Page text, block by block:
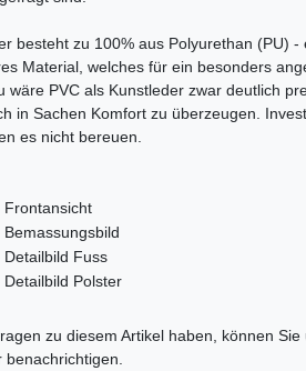
besteht zu 100% aus Polyurethan (PU) -
Material, welches für ein besonders
wäre PVC als Kunstleder zwar deutlich
in Sachen Komfort zu überzeugen.
es nicht bereuen.
zu diesem Artikel haben, können